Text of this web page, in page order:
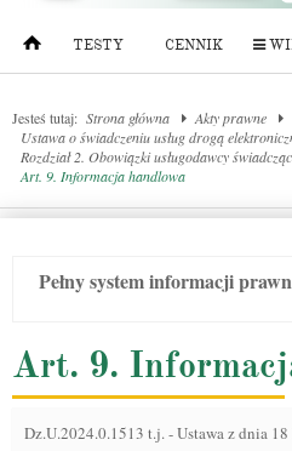
TESTY CENNIK
Jesteś tutaj: Strona główna
Akty prawne
Ustawa o świadczeniu usług drogą
Rozdział 2. Obowiązki usługodawcy
Art. 9. Informacja handlowa
Pełny system informacji
Art. 9.
Dz.U.2024.0.1513 t.j.-Ustawa z dnia